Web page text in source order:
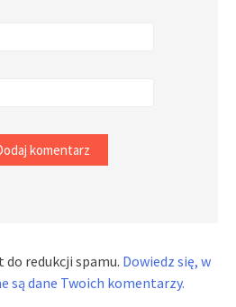
do redukcji spamu. Dowiedz się, w
są dane Twoich komentarzy.